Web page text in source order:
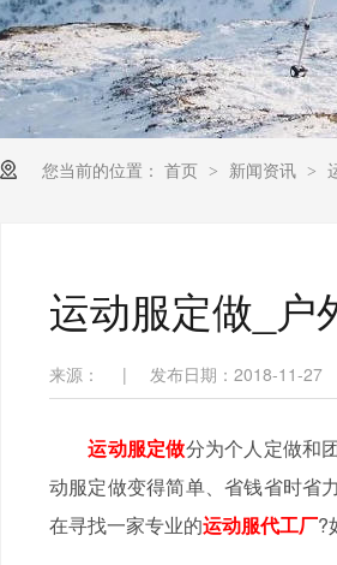
您当前的位置： 首页 > 新闻资讯 >
运动服定做_户
来源： | 发布日期：2018-11-27
运动服定做分为个人定做和
动服定做变得简单、省钱省时省
在寻找一家专业的运动服代工厂?